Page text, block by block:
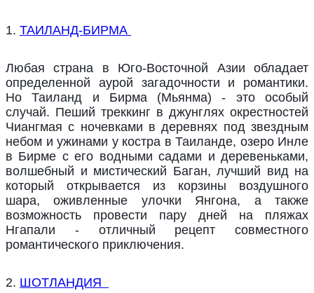
1. ТАИЛАНД-БИРМА
Любая страна в Юго-Восточной Азии обладает
определенной аурой загадочности и романтики.
Но Таиланд и Бирма (Мьянма) - это особый
случай. Пеший треккинг в джунглях окрестностей
Чиангмая с ночевками в деревнях под звездным
небом и ужинами у костра в Таиланде, озеро Инле
в Бирме с его водными садами и деревеньками,
волшебный и мистический Баган, лучший вид на
который открывается из корзины воздушного
шара, оживленные улочки Янгона, а также
возможность провести пару дней на пляжах
Нгапали - отличный рецепт совместного
романтического приключения.
2. ШОТЛАНДИЯ